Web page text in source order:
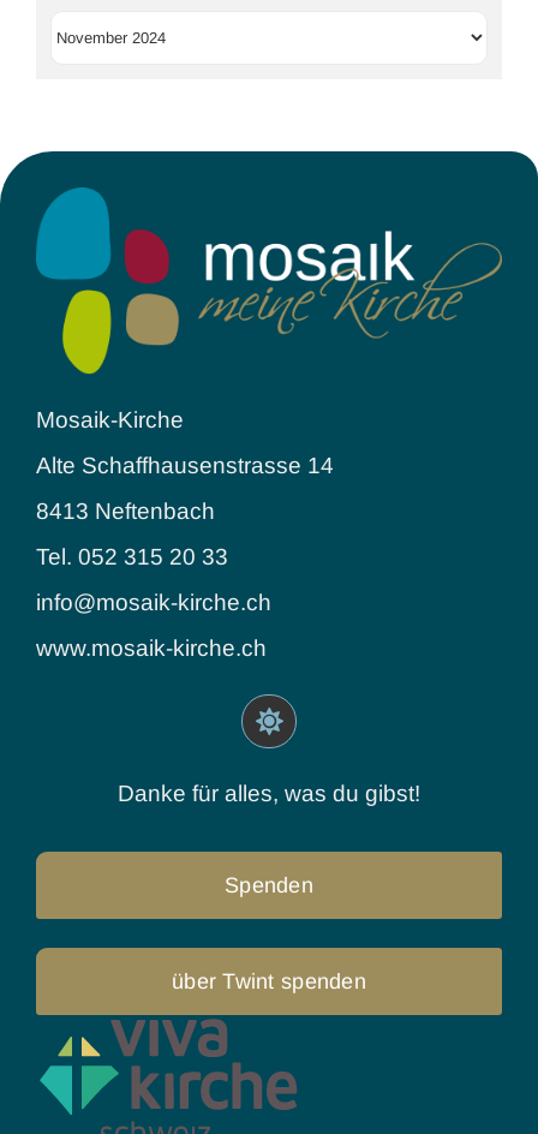
Archiv
Mosaik-Kirche
Alte Schaffhausenstrasse 14
8413 Neftenbach
Tel. 052 315 20 33
info@mosaik-kirche.ch
www.mosaik-kirche.ch
Danke für alles, was du gibst!
Spenden
über Twint spenden